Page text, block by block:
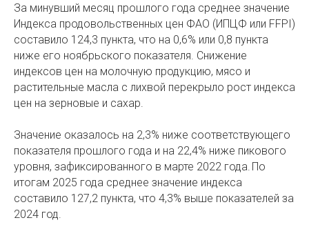
За минувший месяц прошлого года среднее значение
Индекса продовольственных цен ФАО (ИПЦФ или FFPI)
составило 124,3 пункта, что на 0,6% или 0,8 пункта
ниже его ноябрьского показателя. Снижение
индексов цен на молочную продукцию, мясо и
растительные масла с лихвой перекрыло рост индекса
цен на зерновые и сахар.
Значение оказалось на 2,3% ниже соответствующего
показателя прошлого года и на 22,4% ниже пикового
уровня, зафиксированного в марте 2022 года. По
итогам 2025 года среднее значение индекса
составило 127,2 пункта, что 4,3% выше показателей за
2024 год.